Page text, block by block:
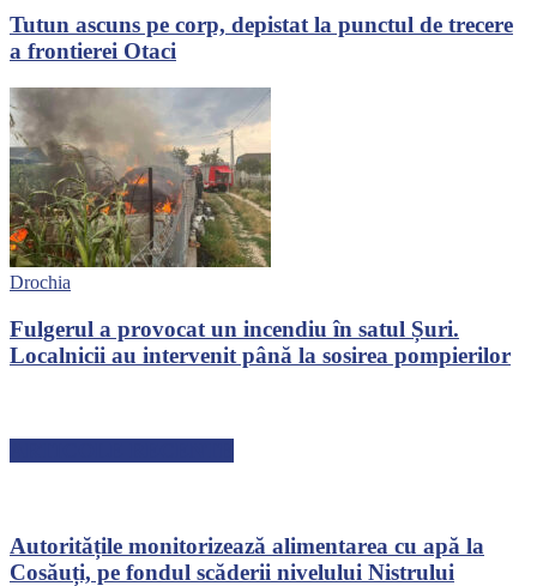
Tutun ascuns pe corp, depistat la punctul de trecere
a frontierei Otaci
Drochia
Fulgerul a provocat un incendiu în satul Șuri.
Localnicii au intervenit până la sosirea pompierilor
Autoritățile monitorizează alimentarea cu apă la
Cosăuți, pe fondul scăderii nivelului Nistrului